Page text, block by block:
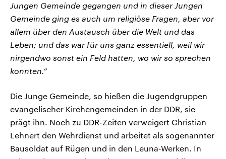
Jungen Gemeinde gegangen und in dieser Jungen
Gemeinde ging es auch um religiöse Fragen, aber vor
allem über den Austausch über die Welt und das
Leben; und das war für uns ganz essentiell, weil wir
nirgendwo sonst ein Feld hatten, wo wir so sprechen
konnten.“
Die Junge Gemeinde, so hießen die Jugendgruppen
evangelischer Kirchengemeinden in der DDR, sie
prägt ihn. Noch zu DDR-Zeiten verweigert Christian
Lehnert den Wehrdienst und arbeitet als sogenannter
Bausoldat auf Rügen und in den Leuna-Werken. In